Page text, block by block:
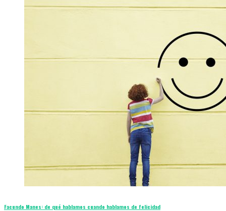
Facundo Manes: de qué hablamos cuando hablamos de felicidad